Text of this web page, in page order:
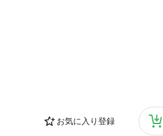
お気に入り登録